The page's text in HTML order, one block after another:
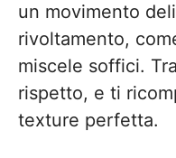
un movimento
rivoltamento,
miscele soffici.
rispetto, e ti
texture perfetta.